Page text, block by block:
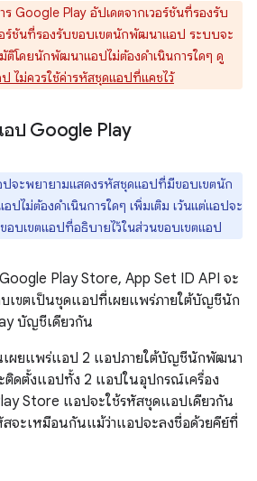
ร Google Play อัปเดตจากเวอร์ชันที่รองรับ
อร์ชันที่รองรับขอบเขตนักพัฒนาแอป ระบบจะ
ติโดยนักพัฒนาแอปไม่ต้องดำเนินการใดๆ ดู
ไม่ควรใช้ค่ารหัสชุดแอปที่แคชไว้
ป Google Play
ปจะพยายามแสดงรหัสชุดแอปที่มีขอบเขตนัก
ไม่ต้องดำเนินการใดๆ เพิ่มเติม เว้นแต่แอปจะ
อบเขตแอปที่อธิบายไว้ในส่วนขอบเขตแอป
Play Store, App Set ID API จะ
เขตเป็นชุดแอปที่เผยแพร่ภายใต้บัญชีนัก
บัญชีเดียวกัน
เผยแพร่แอป 2 แอปภายใต้บัญชีนักพัฒนา
ดตั้งแอปทั้ง 2 แอปในอุปกรณ์เครื่อง
Store แอปจะใช้รหัสชุดแอปเดียวกัน
จะเหมือนกันแม้ว่าแอปจะลงชื่อด้วยคีย์ที่